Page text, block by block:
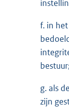
f. in
g. als
zijn